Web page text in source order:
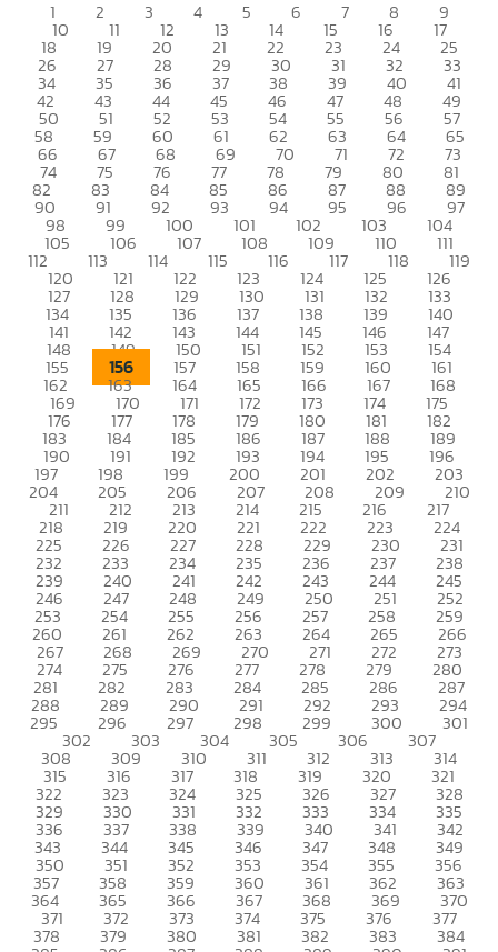
1 2 3 4 5 6 7 8 9
10 11 12 13 14 15 16 17
18 19 20 21 22 23 24 25
26 27 28 29 30 31 32 33
34 35 36 37 38 39 40 41
42 43 44 45 46 47 48 49
50 51 52 53 54 55 56 57
58 59 60 61 62 63 64 65
66 67 68 69 70 71 72 73
74 75 76 77 78 79 80 81
82 83 84 85 86 87 88 89
90 91 92 93 94 95 96 97
98 99 100 101 102 103 104
105 106 107 108 109 110 111
112 113 114 115 116 117 118 119
120 121 122 123 124 125 126
127 128 129 130 131 132 133
134 135 136 137 138 139 140
141 142 143 144 145 146 147
148 149 150 151 152 153 154
155 156 157 158 159 160 161
162 163 164 165 166 167 168
169 170 171 172 173 174 175
176 177 178 179 180 181 182
183 184 185 186 187 188 189
190 191 192 193 194 195 196
197 198 199 200 201 202 203
204 205 206 207 208 209 210
211 212 213 214 215 216 217
218 219 220 221 222 223 224
225 226 227 228 229 230 231
232 233 234 235 236 237 238
239 240 241 242 243 244 245
246 247 248 249 250 251 252
253 254 255 256 257 258 259
260 261 262 263 264 265 266
267 268 269 270 271 272 273
274 275 276 277 278 279 280
281 282 283 284 285 286 287
288 289 290 291 292 293 294
295 296 297 298 299 300 301
302 303 304 305 306 307
308 309 310 311 312 313 314
315 316 317 318 319 320 321
322 323 324 325 326 327 328
329 330 331 332 333 334 335
336 337 338 339 340 341 342
343 344 345 346 347 348 349
350 351 352 353 354 355 356
357 358 359 360 361 362 363
364 365 366 367 368 369 370
371 372 373 374 375 376 377
378 379 380 381 382 383 384